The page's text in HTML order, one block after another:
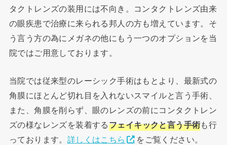
タクトレンズの装用には不向き。コンタクトレンズ由来
の眼疾患で治療に来られる邦人の方も増えています。そ
う言う方の為にメガネの他にもう一つのオプションを当
院ではご用意しております。
当院では従来型のレーシック手術はもとより、最新式の
角膜にほとんど切れ目を入れないスマイルと言う手術、
また、角膜を削らず、眼のレンズの前にコンタクトレン
ズの様なレンズを装着するフェイキックと言う手術も行
っております。 詳しくはこちら をご覧ください。